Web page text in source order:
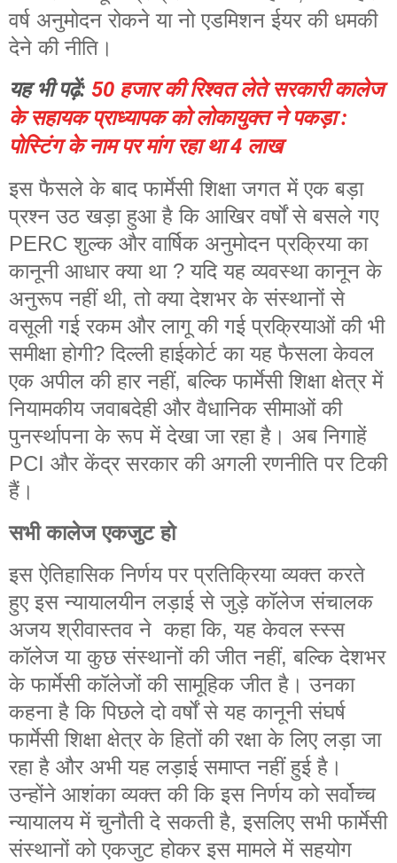
वर्ष अनुमोदन रोकने या नो एडमिशन ईयर की धमकी
देने की नीति।
यह भी पढ़ें: 50 हजार की रिश्वत लेते सरकारी कालेज
के सहायक प्राध्यापक को लोकायुक्त ने पकड़ा :
पोस्टिंग के नाम पर मांग रहा था 4 लाख
इस फैसले के बाद फार्मेसी शिक्षा जगत में एक बड़ा
प्रश्न उठ खड़ा हुआ है कि आखिर वर्षों से बसले गए
PERC शुल्क और वार्षिक अनुमोदन प्रक्रिया का
कानूनी आधार क्या था ? यदि यह व्यवस्था कानून के
अनुरूप नहीं थी, तो क्या देशभर के संस्थानों से
वसूली गई रकम और लागू की गई प्रक्रियाओं की भी
समीक्षा होगी? दिल्ली हाईकोर्ट का यह फैसला केवल
एक अपील की हार नहीं, बल्कि फार्मेसी शिक्षा क्षेत्र में
नियामकीय जवाबदेही और वैधानिक सीमाओं की
पुनर्स्थापना के रूप में देखा जा रहा है। अब निगाहें
PCI और केंद्र सरकार की अगली रणनीति पर टिकी
हैं।
सभी कालेज एकजुट हो
इस ऐतिहासिक निर्णय पर प्रतिक्रिया व्यक्त करते
हुए इस न्यायालयीन लड़ाई से जुड़े कॉलेज संचालक
अजय श्रीवास्तव ने कहा कि, यह केवल स्स्स
कॉलेज या कुछ संस्थानों की जीत नहीं, बल्कि देशभर
के फार्मेसी कॉलेजों की सामूहिक जीत है। उनका
कहना है कि पिछले दो वर्षों से यह कानूनी संघर्ष
फार्मेसी शिक्षा क्षेत्र के हितों की रक्षा के लिए लड़ा जा
रहा है और अभी यह लड़ाई समाप्त नहीं हुई है।
उन्होंने आशंका व्यक्त की कि इस निर्णय को सर्वोच्च
न्यायालय में चुनौती दे सकती है, इसलिए सभी फार्मेसी
संस्थानों को एकजुट होकर इस मामले में सहयोग